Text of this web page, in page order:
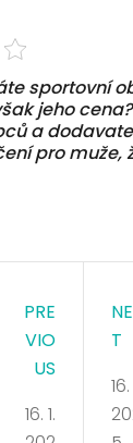
sportovní
jeho
a
pro muže,
PRE
VIO
US
16. 1.
T
16.